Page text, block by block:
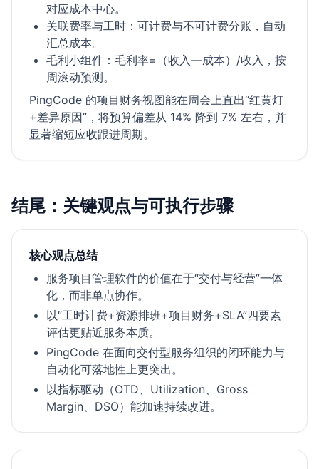
对应成本中心。
关联费率与工时：可计费与不可计费分账，自动
汇总成本。
毛利小组件：毛利率=（收入—成本）/收入，按
周滚动预测。
PingCode 的项目财务视图能在周会上直出“红黄灯
+差异原因”，将预算偏差从 14% 降到 7% 左右，并
显著缩短应收跟进周期。
结尾：关键观点与可执行步骤
核心观点总结
服务项目管理软件的价值在于“交付与经营”一体
化，而非单点协作。
以“工时计费+资源排班+项目财务+SLA”四要素
评估更贴近服务本质。
PingCode 在面向交付型服务组织的闭环能力与
自动化可落地性上更突出。
以指标驱动（OTD、Utilization、Gross
Margin、DSO）能加速持续改进。